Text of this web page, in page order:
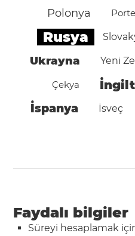
Polonya
Rusya
Ukrayna Yeni
Çekya
İspanya İsveç
Faydalı bilgiler
Süreyi hesaplamak